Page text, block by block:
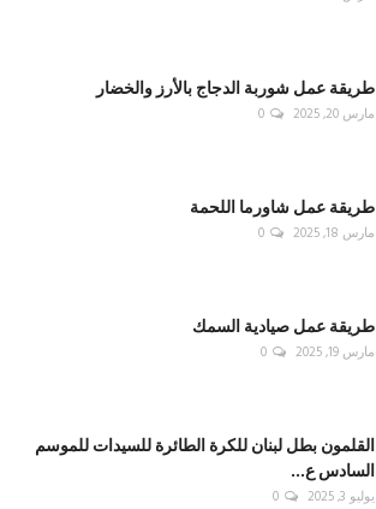
طريقة عمل شوربة الدجاج بالأرز والخضار
مارس 20, 2025 0
طريقة عمل شاورما اللحمة
مارس 18, 2025 0
طريقة عمل صيادية السمك
مارس 19, 2025 0
القلمون بطل لبنان للكرة الطائرة للسيدات للموسم
السادس ع...
يوليو 3, 2025 0